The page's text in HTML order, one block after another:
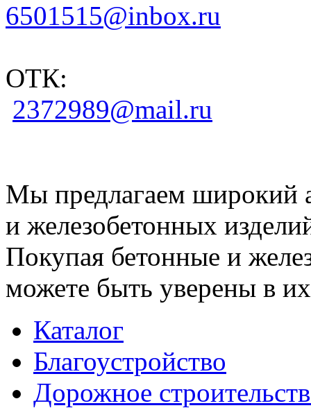
6501515@inbox.ru
ОТК:
2372989@mail.ru
Мы предлагаем широкий
и железобетонных
Покупая бетонные и
можете быть уверены в их
Каталог
Благоустройство
Дорожное